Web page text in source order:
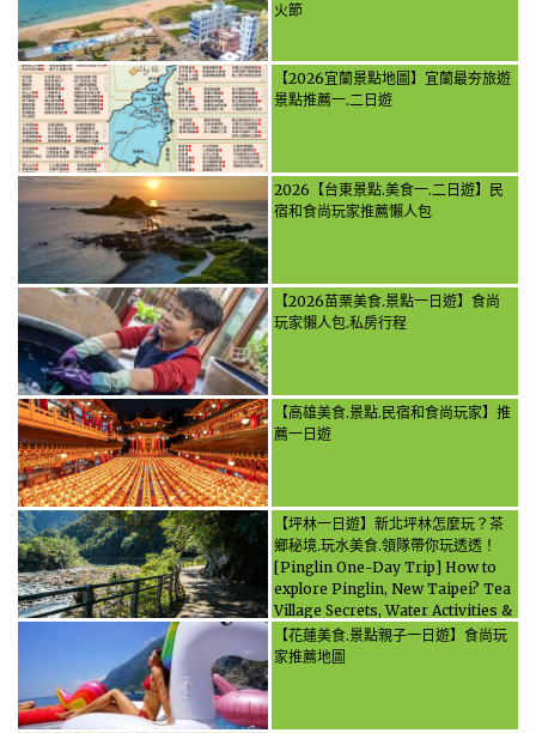
火節
【2026宜蘭景點地圖】宜蘭最夯旅遊
景點推薦一.二日遊
2026【台東景點.美食一.二日遊】民
宿和食尚玩家推薦懶人包
【2026苗栗美食.景點一日遊】食尚
玩家懶人包.私房行程
【高雄美食.景點.民宿和食尚玩家】推
薦一日遊
【坪林一日遊】新北坪林怎麼玩？茶
鄉秘境.玩水美食.領隊帶你玩透透！
[Pinglin One-Day Trip] How to
explore Pinglin, New Taipei? Tea
Village Secrets, Water Activities &
Food, Let the guide take you
through it all!
【花蓮美食.景點親子一日遊】食尚玩
家推薦地圖